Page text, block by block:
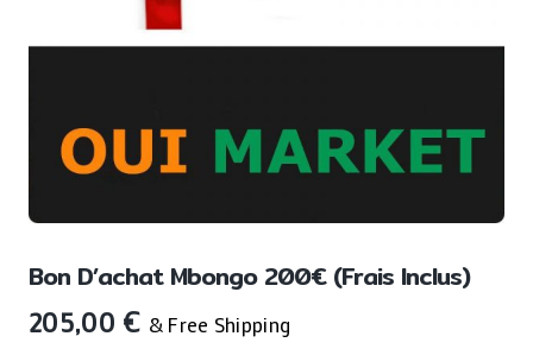
Bon D’achat Mbongo 200€ (Frais Inclus)
205,00 € & Free Shipping